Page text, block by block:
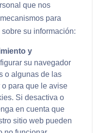
que nos
para
su información:
y
su navegador
o algunas de las
para que le avise
Si desactiva o
en cuenta que
sitio web pueden